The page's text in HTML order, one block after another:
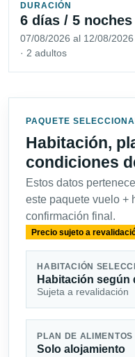
DURACIÓN
6 días / 5 noches
07/08/2026 al 12/08/2026
· 2 adultos
PAQUETE
Habitación,
condiciones
Estos datos
este paquete vuelo +
confirmación final.
Precio sujeto a
HABITACIÓN
Habitación según
Sujeta a revalidación
PLAN DE ALIMENTOS
Solo alojamiento